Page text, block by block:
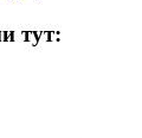
тут: